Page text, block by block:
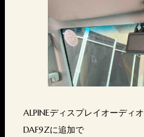
ALPINEディスプレイオーディオ
DAF9Zに追加で